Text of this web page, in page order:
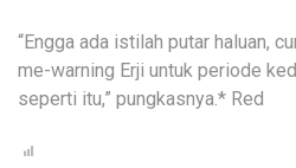
“Engga ada istilah putar haluan,
me-warning Erji untuk periode
seperti itu,” pungkasnya.* Red